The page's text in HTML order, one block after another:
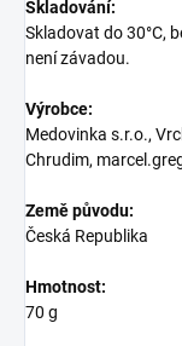
Skladování:
Skladovat do 30°C,
není závadou.
Výrobce:
Medovinka s.r.o.,
Chrudim,
Země původu:
Česká Republika
Hmotnost:
70 g